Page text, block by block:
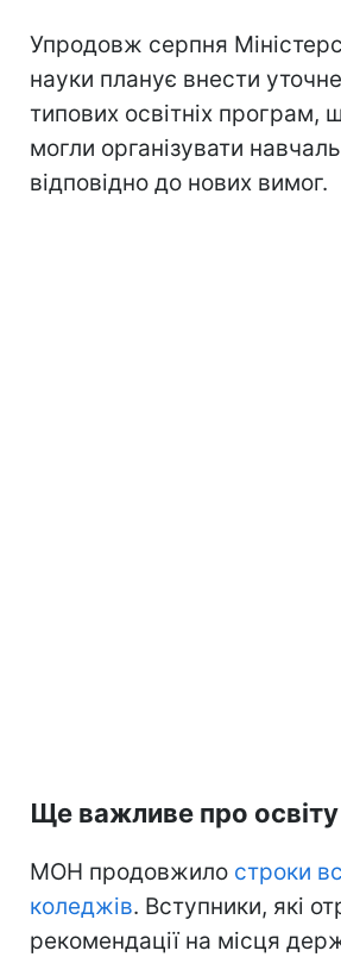
Упродовж серпня
науки планує внести
типових освітніх програм,
могли організувати
відповідно до нових вимог.
Ще важливе про освіту
МОН продовжило строки
коледжів. Вступники, які
рекомендації на місця